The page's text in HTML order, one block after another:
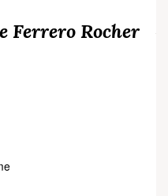
Ferrero Rocher